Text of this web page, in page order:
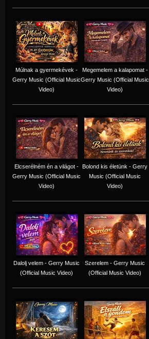
Múlnak a gyermekévek -
Gerry Music (Official Music
Video)
Megemelem a kalapomat -
Gerry Music (Official Music
Video)
Elcserélném én a világot -
Gerry Music (Official Music
Video)
Bolond kis életünk - Gerry
Music (Official Music
Video)
Dalolj velem - Gerry Music
(Official Music Video)
Szerelem - Gerry Music
(Official Music Video)